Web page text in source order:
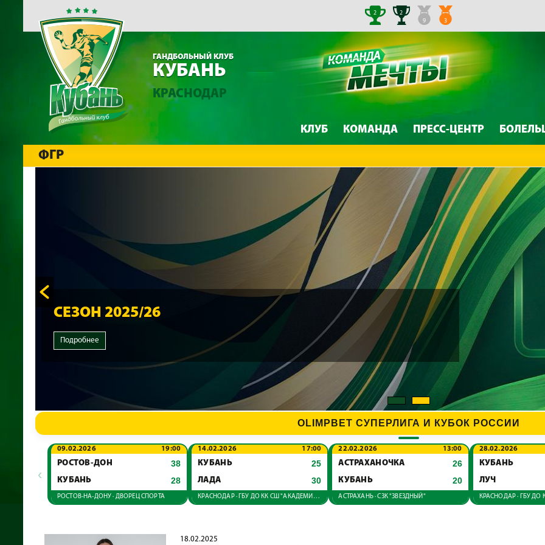
2
2
9
3
ГАНДБОЛЬНЫЙ КЛУБ
КУБАНЬ
КРАСНОДАР
КЛУБ КОМАНДА ПРЕСС-ЦЕНТР
ФГР
СЕЗОН 2025/26
Подробнее
OLIMPBET СУПЕРЛИГА И КУБОК РОССИИ
‹
09.02.2026 19:00
РОСТОВ-ДОН 38
КУБАНЬ 28
РОСТОВ-НА-ДОНУ · ДВОРЕЦ СПОРТА
14.02.2026 17:00
КУБАНЬ 25
ЛАДА 30
КРАСНОДАР · ГБУ ДО КК СШ "АКАДЕМИЯ ГАНДБОЛА"
22.02.2026 13:00
АСТРАХАНОЧКА 26
КУБАНЬ 20
АСТРАХАНЬ · СЗК "ЗВЕЗДНЫЙ"
28.02.2026
КУБАНЬ
ЛУЧ
18.02.2025